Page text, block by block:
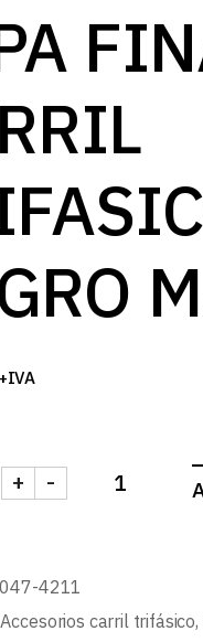
FAQs
Proyectos
Zona de inspiración
Blog
+IVA
TAPA FINAL CARRIL
-
+
047-4211
Accesorios carril trifásico,